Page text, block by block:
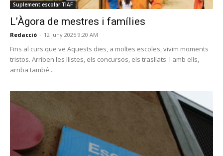
Suplement escolar TIAF
L’Àgora de mestres i famílies
Redacció - 12 juny 2025 9:20 AM
Fins al curs que ve Aquests dies, a moltes escoles, vivim moments
tristos. Arriben les llistes, els concursos, els trasllats. I amb ells,
arriba també...